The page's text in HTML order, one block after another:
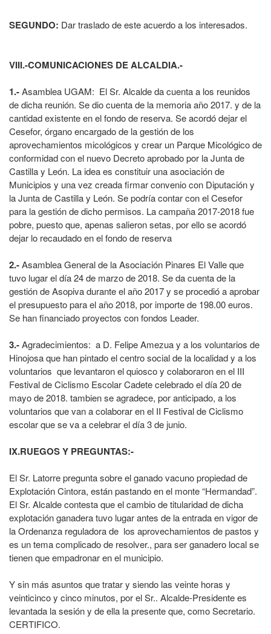
SEGUNDO: Dar traslado de este acuerdo a los interesados.
VIII.-COMUNICACIONES DE ALCALDIA.-
1.-Asamblea UGAM: El Sr. Alcalde da cuenta a los reunidos
de dicha reunión. Se dio cuenta de la memoria año 2017. y de la
cantidad existente en el fondo de reserva. Se acordó dejar el
Cesefor, órgano encargado de la gestión de los
aprovechamientos micológicos y crear un Parque Micológico de
conformidad con el nuevo Decreto aprobado por la Junta de
Castilla y León. La idea es constituir una asociación de
Municipios y una vez creada firmar convenio con Diputación y
la Junta de Castilla y León. Se podría contar con el Cesefor
para la gestión de dicho permisos. La campaña 2017-2018 fue
pobre, puesto que, apenas salieron setas, por ello se acordó
dejar lo recaudado en el fondo de reserva
2.-Asamblea General de la Asociación Pinares El Valle que
tuvo lugar el día 24 de marzo de 2018. Se da cuenta de la
gestión de Asopiva durante el año 2017 y se procedió a aprobar
el presupuesto para el año 2018, por importe de 198.00 euros.
Se han financiado proyectos con fondos Leader.
3.-Agradecimientos: a D. Felipe Amezua y a los voluntarios de
Hinojosa que han pintado el centro social de la localidad y a los
voluntarios que levantaron el quiosco y colaboraron en el III
Festival de Ciclismo Escolar Cadete celebrado el día 20 de
mayo de 2018. tambien se agradece, por anticipado, a los
voluntarios que van a colaborar en el II Festival de Ciclismo
escolar que se va a celebrar el día 3 de junio.
IX.RUEGOS Y PREGUNTAS:-
El Sr. Latorre pregunta sobre el ganado vacuno propiedad de
Explotación Cintora, están pastando en el monte “Hermandad”.
El Sr. Alcalde contesta que el cambio de titularidad de dicha
explotación ganadera tuvo lugar antes de la entrada en vigor de
la Ordenanza reguladora de los aprovechamientos de pastos y
es un tema complicado de resolver., para ser ganadero local se
tienen que empadronar en el municipio.
Y sin más asuntos que tratar y siendo las veinte horas y
veinticinco y cinco minutos, por el Sr.. Alcalde-Presidente es
levantada la sesión y de ella la presente que, como Secretario.
CERTIFICO.